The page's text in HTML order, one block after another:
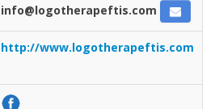
info@logotherapeftis.com
http://www.logotherapeftis.com